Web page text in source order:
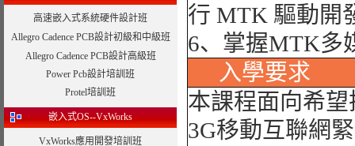
高速嵌入式系統硬件設計班
Allegro Cadence PCB設計初級和中級班
Allegro Cadence PCB設計高級班
Power Pcb設計培訓班
Protel培訓班
嵌入式OS--VxWorks
VxWorks應用開發培訓班
行 MTK 驅動開
6、掌握MTK多
入學要求
本課程面向希
3G移動互聯網